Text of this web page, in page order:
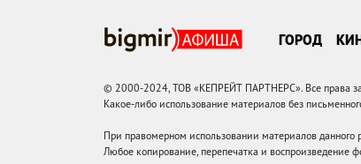
ГОРОД
© 2000-2024, ТОВ «КЕПРЕЙТ ПАРТНЕРС». Все права
Какое-либо использование материалов без
При правомерном использовании материалов данного
Любое копирование, перепечатка и воспроизведение